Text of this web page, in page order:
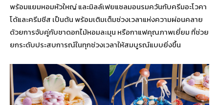
พร้อมแยมหอมหัวใหญ่ และมิลล์เฟยแซลมอนรมควันกับครีมอะโวคา
โด้และครีมชีส เป็นต้น พร้อมเติมเต็มช่วงเวลาแห่งความผ่อนคลาย
ด้วยการจับคู่กับชาดอกไม้หอมละมุน หรือกาแฟคุณภาพเยี่ยม ที่ช่วย
ยกระดับประสบการณ์ในทุกช่วงเวลาให้สมบูรณ์แบบยิ่งขึ้น